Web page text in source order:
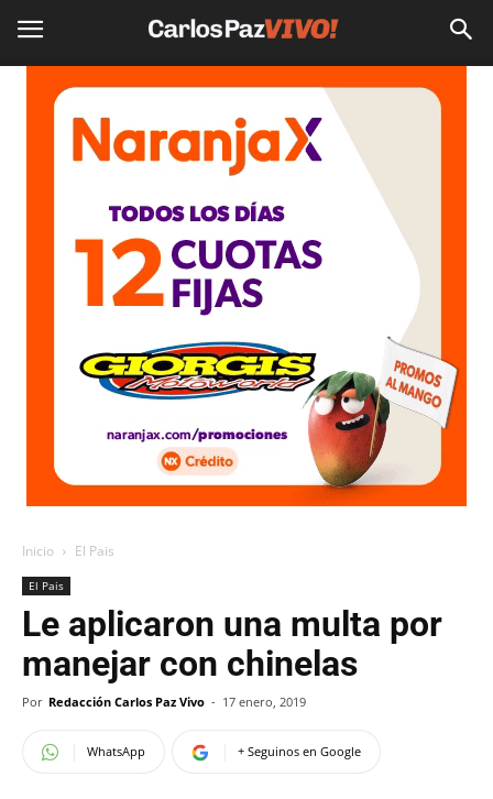
Inicio El Pais
El Pais
Le aplicaron una multa por
manejar con chinelas
Por Redacción Carlos Paz Vivo - 17 enero, 2019
WhatsApp + Seguinos en Google